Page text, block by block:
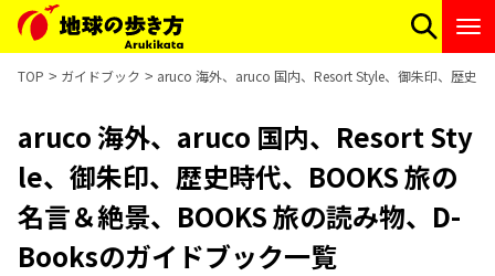
TOP ガイドブック aruco 海外、aruco 国内、Resort Style、御朱印、歴史
aruco 海外、aruco 国内、Resort Sty
le、御朱印、歴史時代、BOOKS 旅の
名言＆絶景、BOOKS 旅の読み物、D-
Booksのガイドブック一覧